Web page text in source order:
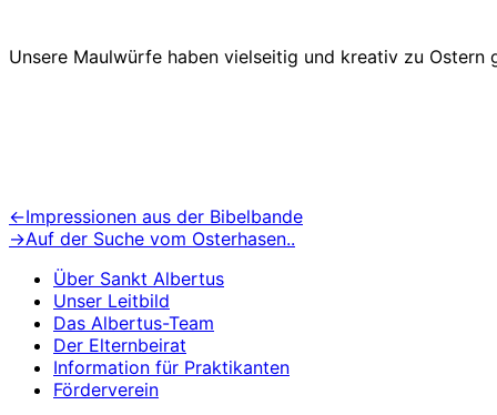
Unsere Maulwürfe haben vielseitig und kreativ zu Ostern
Beitragsnavigation
←Vorheriger
Beitrag:
Impressionen aus der Bibelbande
→Nächster
Auf der Suche vom Osterhasen..
Über Sankt Albertus
Unser Leitbild
Das Albertus-Team
Der Elternbeirat
Information für Praktikanten
Förderverein